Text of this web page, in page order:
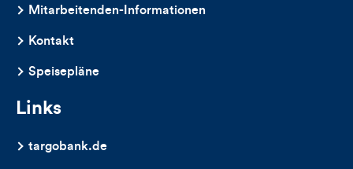
Mitarbeitenden-Informationen
Kontakt
Speisepläne
Links
targobank.de